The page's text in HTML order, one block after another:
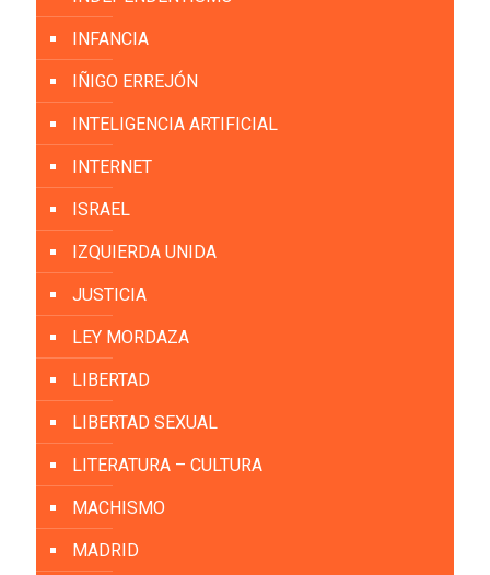
INFANCIA
IÑIGO ERREJÓN
INTELIGENCIA ARTIFICIAL
INTERNET
ISRAEL
IZQUIERDA UNIDA
JUSTICIA
LEY MORDAZA
LIBERTAD
LIBERTAD SEXUAL
LITERATURA – CULTURA
MACHISMO
MADRID